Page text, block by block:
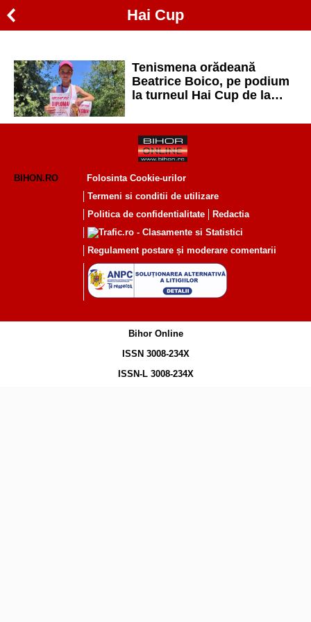
Hai Cup
Tenismena orădeană
Beatrice Boico, pe podium
la turneul Hai Cup de la
BIHON.RO
Folosinta Cookie-urilor
Termeni si conditii de utilizare
Politica de confidentialitate
Redactia
Regulament postare și moderare comentarii
Bihor Online
ISSN 3008-234X
ISSN-L 3008-234X